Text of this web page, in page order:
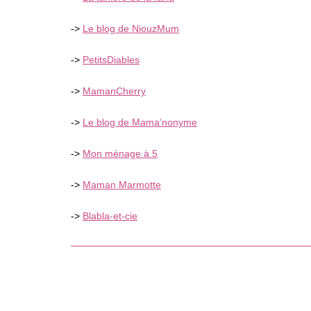
-> Le blog de NiouzMum
-> PetitsDiables
-> MamanCherry
-> Le blog de Mama’nonyme
-> Mon ménage à 5
-> Maman Marmotte
-> Blabla-et-cie